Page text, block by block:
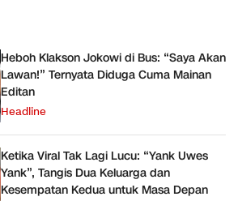
Heboh Klakson Jokowi di Bus: “Saya Akan
Lawan!” Ternyata Diduga Cuma Mainan
Editan
Headline
Ketika Viral Tak Lagi Lucu: “Yank Uwes
Yank”, Tangis Dua Keluarga dan
Kesempatan Kedua untuk Masa Depan